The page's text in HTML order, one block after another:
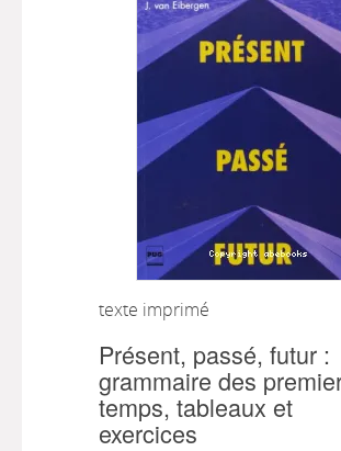
texte imprimé
Présent, passé, futur :
grammaire des
temps, tableaux et
exercices